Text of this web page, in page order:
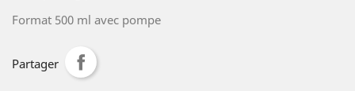
Format 500 ml avec pompe
Partager